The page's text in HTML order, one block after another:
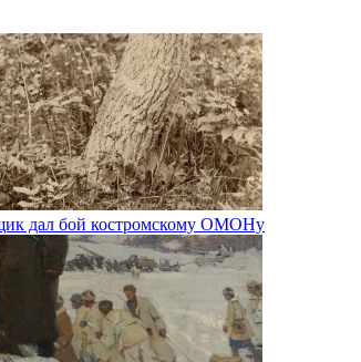
дал бой костромскому ОМОНу